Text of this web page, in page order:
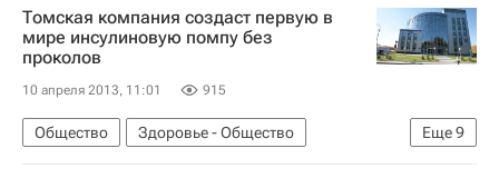
Томская компания создаст первую в
мире инсулиновую помпу без
проколов
10 апреля 2013, 11:01 915
Еще9
Общество
Здоровье - Общество
Жизнь без преград
Томск
Европа